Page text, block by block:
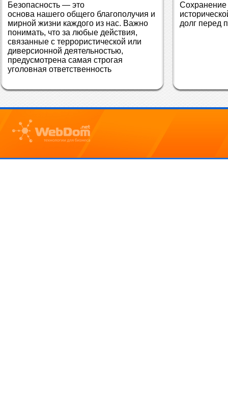
Безопасность — это
основа нашего общего благополучия и
мирной жизни каждого из нас. Важно
понимать, что за любые действия,
связанные с террористической или
диверсионной деятельностью,
предусмотрена самая строгая
уголовная ответственность
Сохранение
долг перед